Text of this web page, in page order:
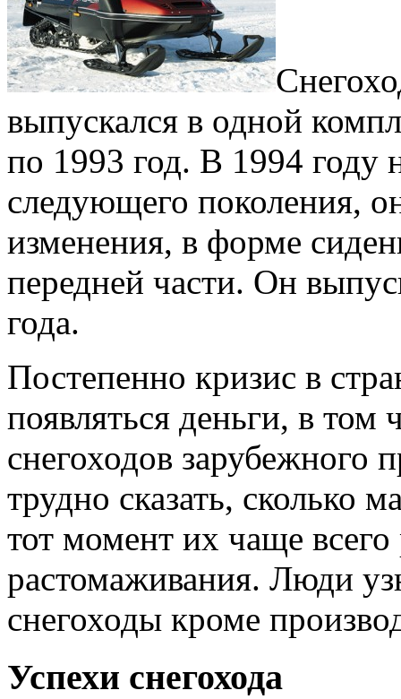
выпускался в одной
по 1993 год. В 1994 году
следующего поколения,
изменения, в форме
передней части. Он
года.
Постепенно кризис в
появляться деньги, в
снегоходов зарубежного
трудно сказать, сколько
тот момент их чаще всего
растомаживания. Люди
снегоходы кроме
Успехи снегохода